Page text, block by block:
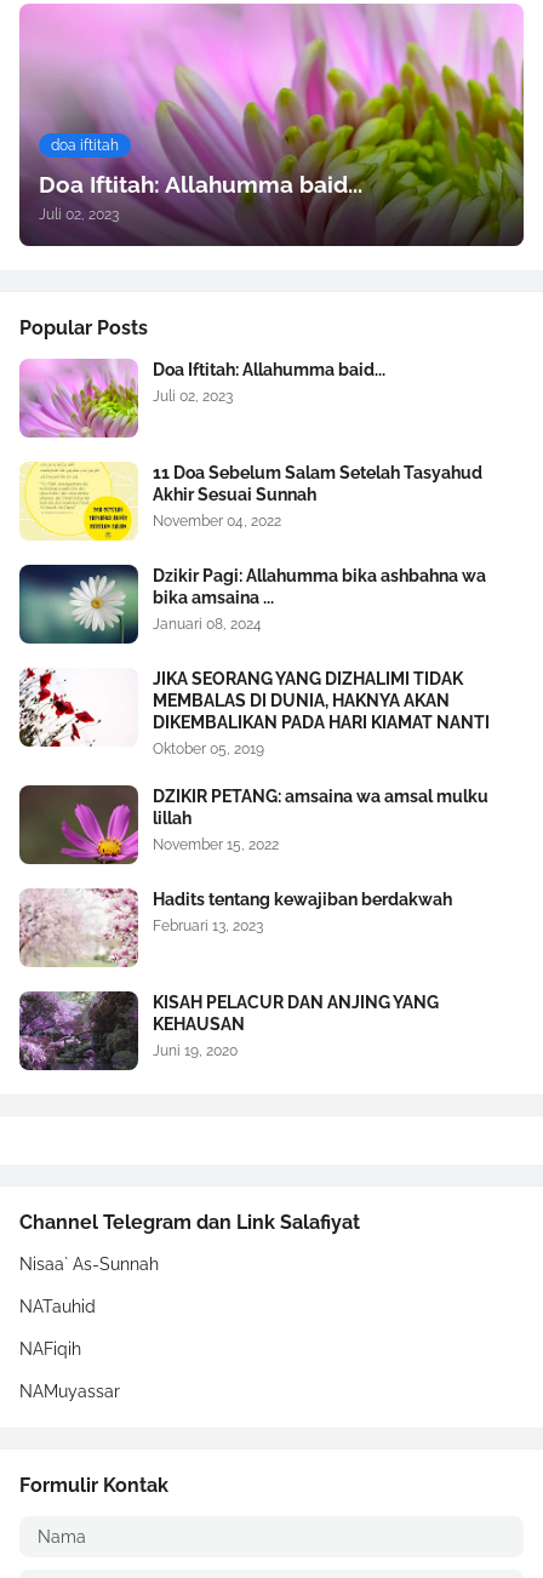
doa iftitah
Doa Iftitah: Allahumma baid...
Juli 02, 2023
Popular Posts
Doa Iftitah: Allahumma baid...
Juli 02, 2023
11 Doa Sebelum Salam Setelah Tasyahud
Akhir Sesuai Sunnah
November 04, 2022
Dzikir Pagi: Allahumma bika ashbahna wa
bika amsaina ...
Januari 08, 2024
JIKA SEORANG YANG DIZHALIMI TIDAK
MEMBALAS DI DUNIA, HAKNYA AKAN
DIKEMBALIKAN PADA HARI KIAMAT NANTI
Oktober 05, 2019
DZIKIR PETANG: amsaina wa amsal mulku
lillah
November 15, 2022
Hadits tentang kewajiban berdakwah
Februari 13, 2023
KISAH PELACUR DAN ANJING YANG
KEHAUSAN
Juni 19, 2020
Channel Telegram dan Link Salafiyat
Nisaa` As-Sunnah
NATauhid
NAFiqih
NAMuyassar
Formulir Kontak